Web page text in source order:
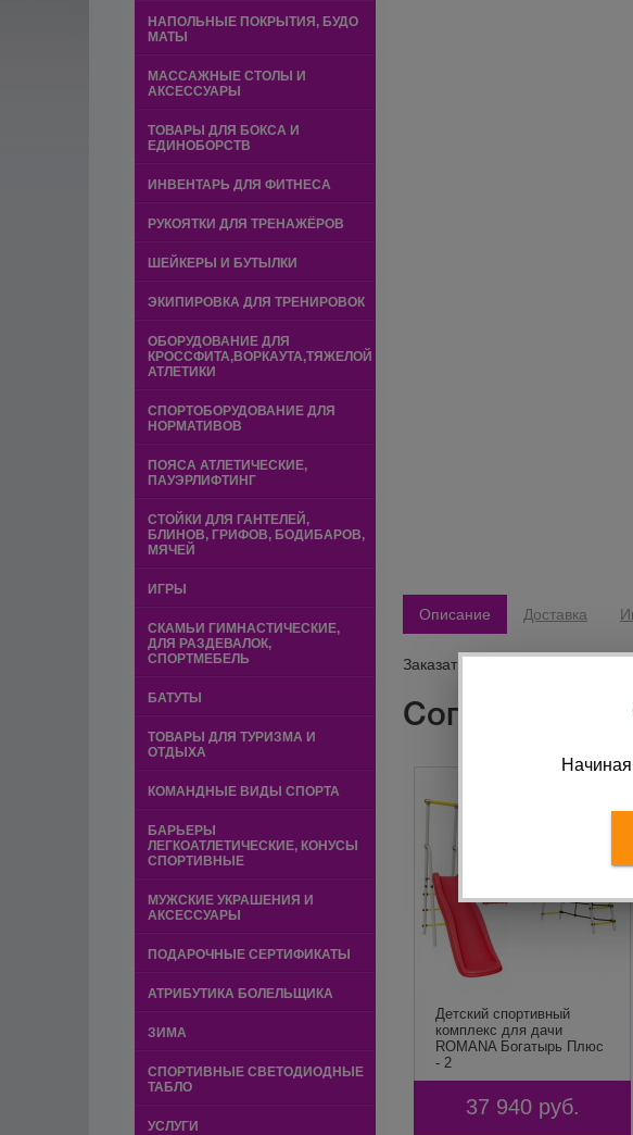
НАПОЛЬНЫЕ ПОКРЫТИЯ, БУДО
МАТЫ
МАССАЖНЫЕ СТОЛЫ И
АКСЕССУАРЫ
ТОВАРЫ ДЛЯ БОКСА И
ЕДИНОБОРСТВ
ИНВЕНТАРЬ ДЛЯ ФИТНЕСА
РУКОЯТКИ ДЛЯ ТРЕНАЖЁРОВ
ШЕЙКЕРЫ И БУТЫЛКИ
ЭКИПИРОВКА ДЛЯ ТРЕНИРОВОК
ОБОРУДОВАНИЕ ДЛЯ
КРОССФИТА,ВОРКАУТА,ТЯЖЕЛОЙ
АТЛЕТИКИ
СПОРТОБОРУДОВАНИЕ ДЛЯ
НОРМАТИВОВ
ПОЯСА АТЛЕТИЧЕСКИЕ,
ПАУЭРЛИФТИНГ
СТОЙКИ ДЛЯ ГАНТЕЛЕЙ,
БЛИНОВ, ГРИФОВ, БОДИБАРОВ,
МЯЧЕЙ
ИГРЫ
СКАМЬИ ГИМНАСТИЧЕСКИЕ,
ДЛЯ РАЗДЕВАЛОК,
СПОРТМЕБЕЛЬ
БАТУТЫ
ТОВАРЫ ДЛЯ ТУРИЗМА И
ОТДЫХА
КОМАНДНЫЕ ВИДЫ СПОРТА
БАРЬЕРЫ
ЛЕГКОАТЛЕТИЧЕСКИЕ, КОНУСЫ
СПОРТИВНЫЕ
МУЖСКИЕ УКРАШЕНИЯ И
АКСЕССУАРЫ
ПОДАРОЧНЫЕ СЕРТИФИКАТЫ
АТРИБУТИКА БОЛЕЛЬЩИКА
ЗИМА
СПОРТИВНЫЕ СВЕТОДИОДНЫЕ
ТАБЛО
УСЛУГИ
Описание Доставка
Заказать товар в
Детский спортивный
комплекс для дачи
ROMANA Богатырь Плюс
- 2
37 940 руб.